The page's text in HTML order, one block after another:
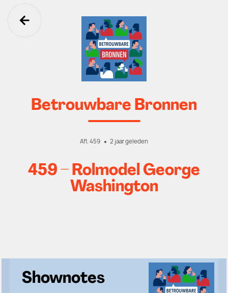
Ga terug
Betrouwbare Bronnen
Afl. 459 2 jaar geleden
459 – Rolmodel George
Washington
Shownotes